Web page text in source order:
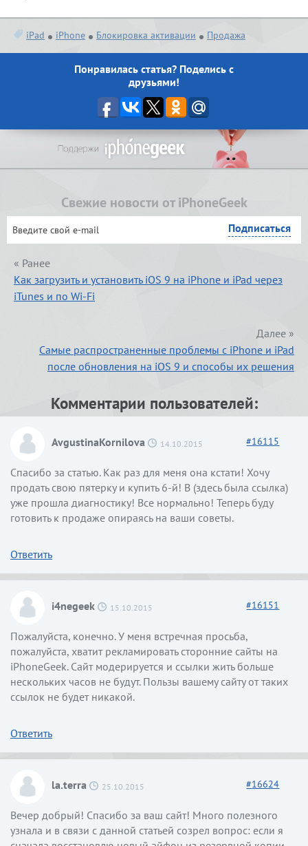
iPad iPhone Блокировка активации Продажа
Понравилась статья? Поделись с
друзьями!
Свежие новости от iPhoneGeek
« Ранее
Как загрузить и установить iOS 9 на iPhone и iPad через
iTunes и по Wi-Fi
Далее »
Самые распространенные проблемы с iPhone и iPad
после обновления на iOS 9 и способы их решения
Комментарии пользователей:
AvgustinaKornilova 14.10.2015 #16115
Спасибо за статью. Как раз для меня она кстати! Хочу
продать свою пятерку и купить 6-й! В (здесь была ссылка)
уже прошла диагностику! Все нормально! Теперь буду
готовить к продаже опираясь на ваши советы.
Ответить
i4negeek 15.10.2015 #16151
Пожалуйста, конечно. У меня встречная просьба,
пожалуйста, хватит рекламировать сторонние сайты на
iPhoneGeek. Сайт модерируется и ссылки жить больше
нескольких часов не будут. Пользы вашему сайту от таких
ссылок не будет никакой.
Ответить
la.terra 25.10.2015 #16624
Вечер добрый! Спасибо за ваш сайт! Много полезного
узнала и в связи с данной статьей созрел вопрос: если я